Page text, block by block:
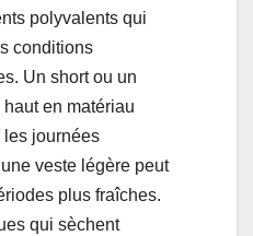
polyvalents qui
conditions
Un short ou un
en matériau
les journées
veste légère peut
plus fraîches.
qui sèchent